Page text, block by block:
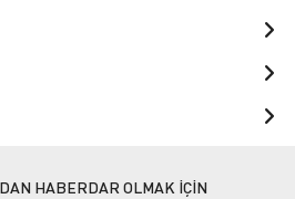
HABERDAR OLMAK İÇİN